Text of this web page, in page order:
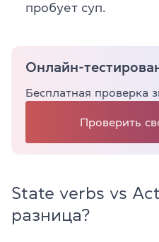
пробует суп.
Онлайн-
Бесплатная проверка
Проверить
State verbs vs
разница?